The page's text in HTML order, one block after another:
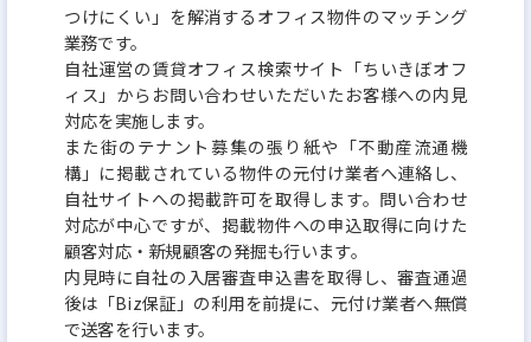
つけにくい」を解消するオフィス物件のマッチング
業務です。
自社運営の賃貸オフィス検索サイト「ちいきぼオフ
ィス」からお問い合わせいただいたお客様への内見
対応を実施します。
また街のテナント募集の張り紙や「不動産流通機
構」に掲載されている物件の元付け業者へ連絡し、
自社サイトへの掲載許可を取得します。問い合わせ
対応が中心ですが、掲載物件への申込取得に向けた
顧客対応・新規顧客の発掘も行います。
内見時に自社の入居審査申込書を取得し、審査通過
後は「Biz保証」の利用を前提に、元付け業者へ無償
で送客を行います。